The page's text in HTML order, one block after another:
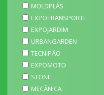
MOLDPLÁS
EXPOTRANSPORTE
EXPOJARDIM
URBANGARDEN
TECNIPÃO
EXPOMOTO
STONE
MECÂNICA